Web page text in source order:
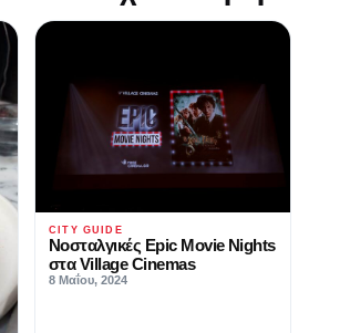
CITY GUIDE
Νοσταλγικές Epic Movie Nights
στα Village Cinemas
8 Μαΐου, 2024